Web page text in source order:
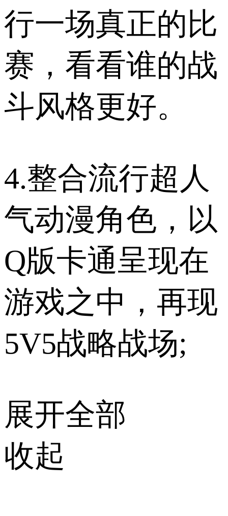
行一场真正的比
赛，看看谁的战
斗风格更好。
4.整合流行超人
气动漫角色，以
Q版卡通呈现在
游戏之中，再现
5V5战略战场;
展开全部
收起